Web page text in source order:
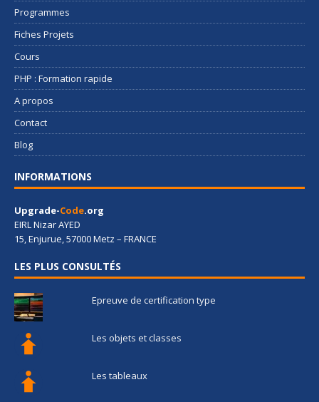
Programmes
Fiches Projets
Cours
PHP : Formation rapide
A propos
Contact
Blog
INFORMATIONS
Upgrade-Code.org
EIRL Nizar AYED
15, Enjurue, 57000 Metz – FRANCE
LES PLUS CONSULTÉS
Epreuve de certification type
Les objets et classes
Les tableaux